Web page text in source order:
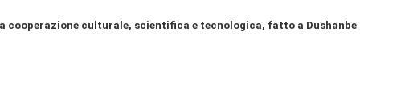
cooperazione culturale, scientifica e tecnologica, fatto a Dushanbe